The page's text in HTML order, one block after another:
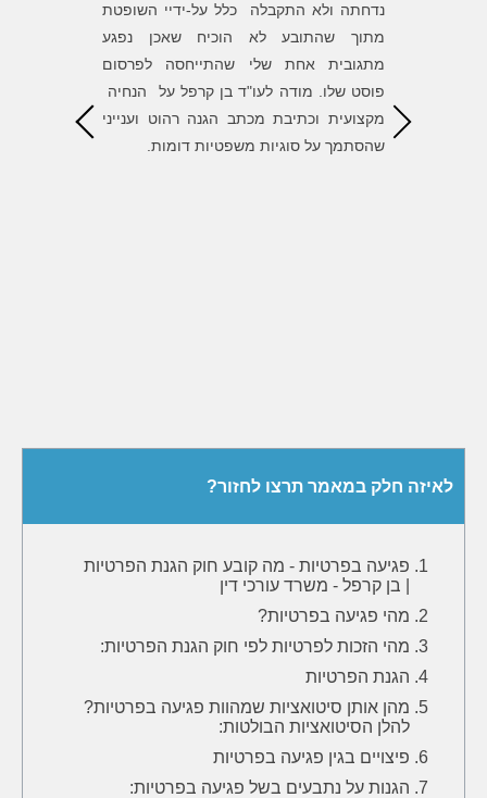
נדחתה ולא התקבלה כלל על-ידיי השופטת
מתוך שהתובע לא הוכיח שאכן נפגע
מתגובית אחת שלי שהתייחסה לפרסום
פוסט שלו. מודה לעו"ד בן קרפל על הנחיה
מקצועית וכתיבת מכתב הגנה רהוט וענייני
שהסתמך על סוגיות משפטיות דומות.
לאיזה חלק במאמר תרצו לחזור?
פגיעה בפרטיות - מה קובע חוק הגנת הפרטיות
| בן קרפל - משרד עורכי דין
מהי פגיעה בפרטיות?
מהי הזכות לפרטיות לפי חוק הגנת הפרטיות:
הגנת הפרטיות
מהן אותן סיטואציות שמהוות פגיעה בפרטיות?
להלן הסיטואציות הבולטות:
פיצויים בגין פגיעה בפרטיות
הגנות על נתבעים בשל פגיעה בפרטיות: